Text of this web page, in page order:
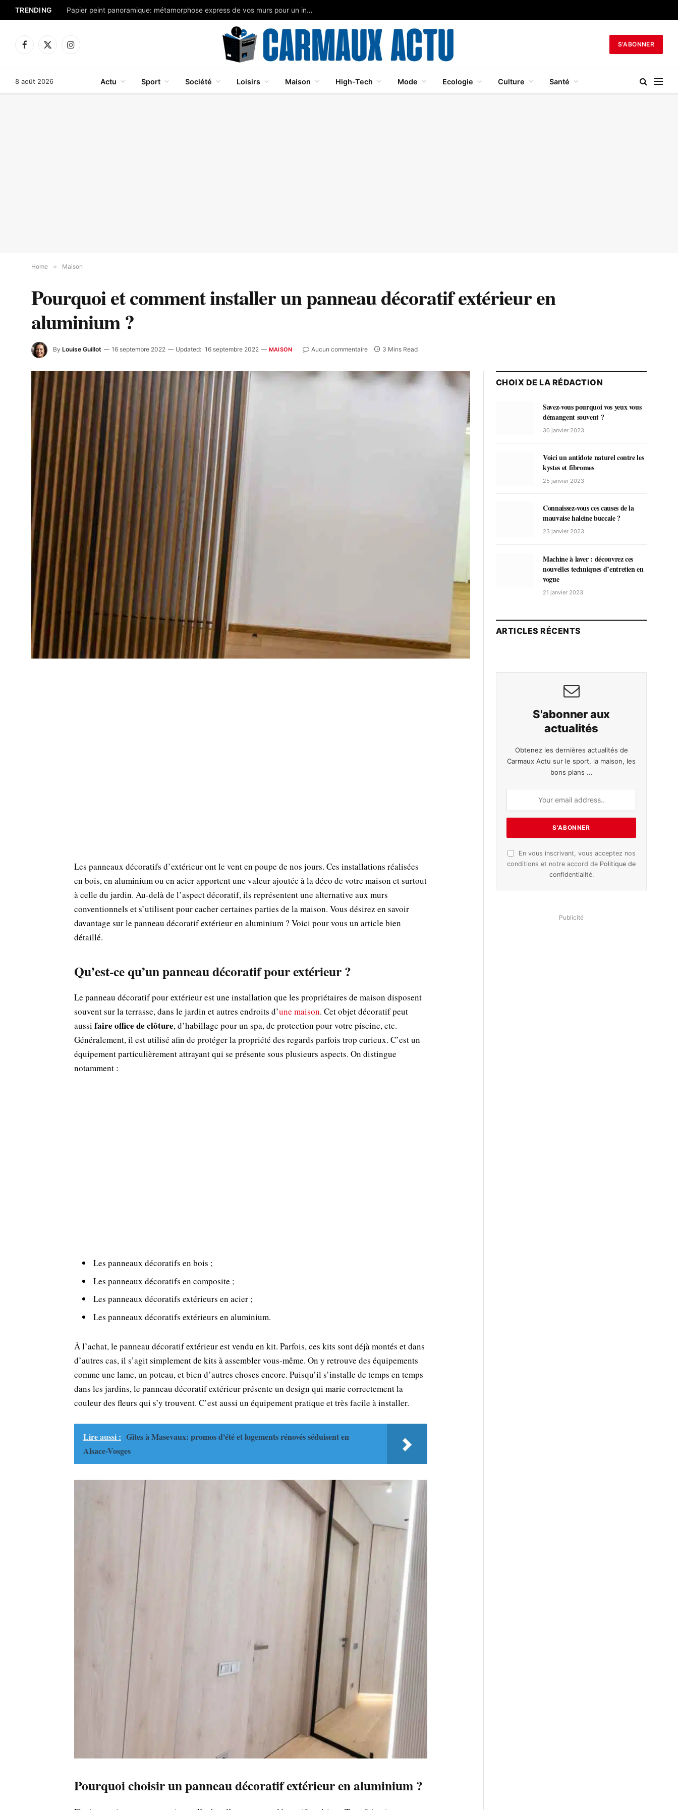
TRENDING Papier peint panoramique: métamorphose express de vos murs pour un intérieur moderne
Facebook
X
Instagram
S'ABONNER
8 août 2026 Actu Sport Société Loisirs Maison High-Tech Mode Ecologie Culture Santé
Home » Maison
Pourquoi et comment installer un panneau décoratif extérieur en
aluminium ?
By Louise Guillot 16 septembre 2022 Updated: 16 septembre 2022 MAISON Aucun commentaire 3 Mins Read
Les panneaux décoratifs d’extérieur ont le vent en poupe de nos jours. Ces installations réalisées
en bois, en aluminium ou en acier apportent une valeur ajoutée à la déco de votre maison et surtout
à celle du jardin. Au-delà de l’aspect décoratif, ils représentent une alternative aux murs
conventionnels et s’utilisent pour cacher certaines parties de la maison. Vous désirez en savoir
davantage sur le panneau décoratif extérieur en aluminium ? Voici pour vous un article bien
détaillé.
Qu’est-ce qu’un panneau décoratif pour extérieur ?
Le panneau décoratif pour extérieur est une installation que les propriétaires de maison disposent
souvent sur la terrasse, dans le jardin et autres endroits d’une maison. Cet objet décoratif peut
aussi faire office de clôture, d’habillage pour un spa, de protection pour votre piscine, etc.
Généralement, il est utilisé afin de protéger la propriété des regards parfois trop curieux. C’est un
équipement particulièrement attrayant qui se présente sous plusieurs aspects. On distingue
notamment :
Les panneaux décoratifs en bois ;
Les panneaux décoratifs en composite ;
Les panneaux décoratifs extérieurs en acier ;
Les panneaux décoratifs extérieurs en aluminium.
À l’achat, le panneau décoratif extérieur est vendu en kit. Parfois, ces kits sont déjà montés et dans
d’autres cas, il s’agit simplement de kits à assembler vous-même. On y retrouve des équipements
comme une lame, un poteau, et bien d’autres choses encore. Puisqu’il s’installe de temps en temps
dans les jardins, le panneau décoratif extérieur présente un design qui marie correctement la
couleur des fleurs qui s’y trouvent. C’est aussi un équipement pratique et très facile à installer.
Lire aussi : Gîtes à Masevaux: promos d'été et logements rénovés séduisent en
Alsace-Vosges
Pourquoi choisir un panneau décoratif extérieur en aluminium ?
CHOIX DE LA RÉDACTION
Savez-vous pourquoi vos yeux vous
démangent souvent ?
30 janvier 2023
Voici un antidote naturel contre les
kystes et fibromes
25 janvier 2023
Connaissez-vous ces causes de la
mauvaise haleine buccale ?
23 janvier 2023
Machine à laver : découvrez ces
nouvelles techniques d’entretien en
vogue
21 janvier 2023
ARTICLES RÉCENTS
S'abonner aux
actualités
Obtenez les dernières actualités de
Carmaux Actu sur le sport, la maison, les
bons plans ...
En vous inscrivant, vous acceptez nos
conditions et notre accord de Politique de
confidentialité.
Publicité